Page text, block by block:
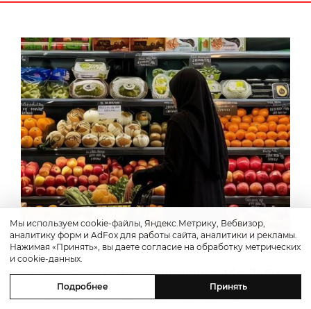
Health & Beauty
С глаз долой, из сердца вон: в Абу-Даби
спрячут вредную еду в супермаркетах
Мы используем cookie-файлы, Яндекс.Метрику, Вебвизор,
аналитику форм и AdFox для работы сайта, аналитики и рекламы.
Нажимая «Принять», вы даете согласие на обработку метрических
и cookie-данных.
Подробнее Принять